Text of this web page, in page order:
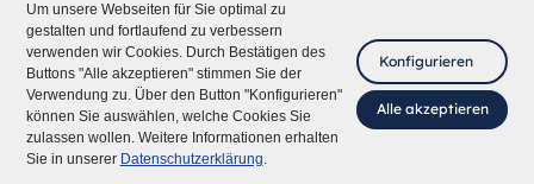
Um unsere Webseiten für Sie optimal zu
gestalten und fortlaufend zu verbessern
verwenden wir Cookies. Durch Bestätigen des
Buttons "Alle akzeptieren" stimmen Sie der
Verwendung zu. Über den Button "Konfigurieren"
können Sie auswählen, welche Cookies Sie
zulassen wollen. Weitere Informationen erhalten
Sie in unserer Datenschutzerklärung.
Konfigurieren
Alle akzeptieren
Fragen Sie mich